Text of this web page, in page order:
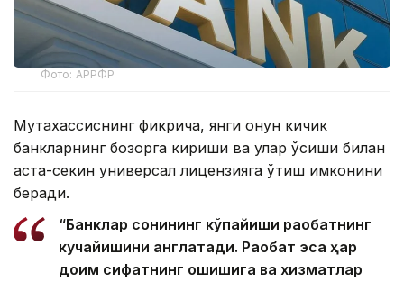
Фото: АРРФР
Мутахассиснинг фикрича, янги қонун кичик
банкларнинг бозорга кириши ва улар ўсиши билан
аста-секин универсал лицензияга ўтиш имконини
беради.
“Банклар сонининг кўпайиши рақобатнинг
кучайишини англатади. Рақобат эса ҳар
доим сифатнинг ошишига ва хизматлар